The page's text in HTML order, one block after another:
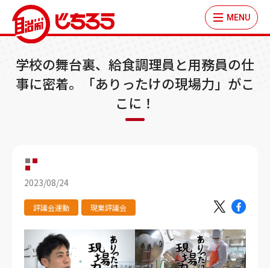
MENU
学校の舞台裏、給食調理員と用務員の仕
事に密着。「ありったけの現場力」がこ
こに！
2023/08/24
評議会運動 現業評議会